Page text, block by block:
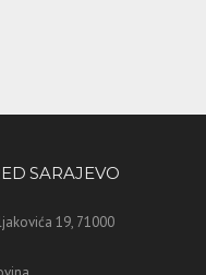
SARAJEVO
19, 71000